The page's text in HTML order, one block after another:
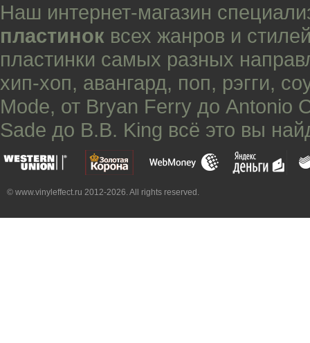
Наш интернет-магазин
пластинок всех жанров и
пластинки самых разных
хип-хоп, авангард, поп, рэгги,
Mode, от Bryan Ferry до Antonio
Sade до B.B. King всё это вы
© www.vinyleffect.ru 2012-2026. All rights reserved.